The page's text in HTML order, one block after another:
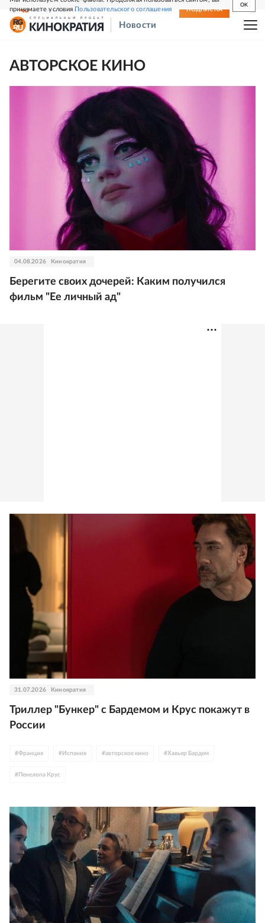
принимаете условияПользовательского соглашения
OK
СВЕЖИЙ НОМЕР ПОДПИСКА
Новости
АВТОРСКОЕ КИНО
04.08.2026 Кинократия
Берегите своих дочерей: Каким получился
фильм "Ее личный ад"
31.07.2026 Кинократия
Триллер "Бункер" с Бардемом и Крус покажут в
России
#Франция # Испания #авторское кино #Хавьер Бардем
# Пенелопа Крус